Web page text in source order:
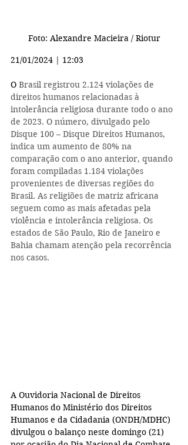
Foto: Alexandre Macieira / Riotur
21/01/2024 | 12:03
O Brasil registrou 2.124 violações de
direitos humanos relacionadas à
intolerância religiosa durante todo o ano
de 2023. O número, divulgado pelo
Disque 100 – Disque Direitos Humanos,
indica um aumento de 80% na
comparação com o ano anterior, quando
foram compiladas 1.184 violações
provenientes de diversas regiões do
Brasil. As religiões de matriz africana
seguem como as mais afetadas pela
violência e intolerância religiosa. Os
estados de São Paulo, Rio de Janeiro e
Bahia chamam atenção pela recorrência
nos casos.
A Ouvidoria Nacional de Direitos
Humanos do Ministério dos Direitos
Humanos e da Cidadania (ONDH/MDHC)
divulgou o balanço neste domingo (21)